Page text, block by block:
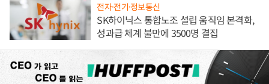
전자·전기·정보통신
SK하이닉스 통합노조 설립 움직임 본격화,
성과급 체계 불만에 3500명 결집